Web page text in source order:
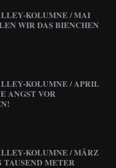
KOLUMNE / MAI
WIR DAS BIENCHEN
KOLUMNE / APRIL
ANGST VOR
KOLUMNE / MÄRZ
TAUSEND METER